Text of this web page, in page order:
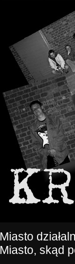
Miasto
Miasto, skąd